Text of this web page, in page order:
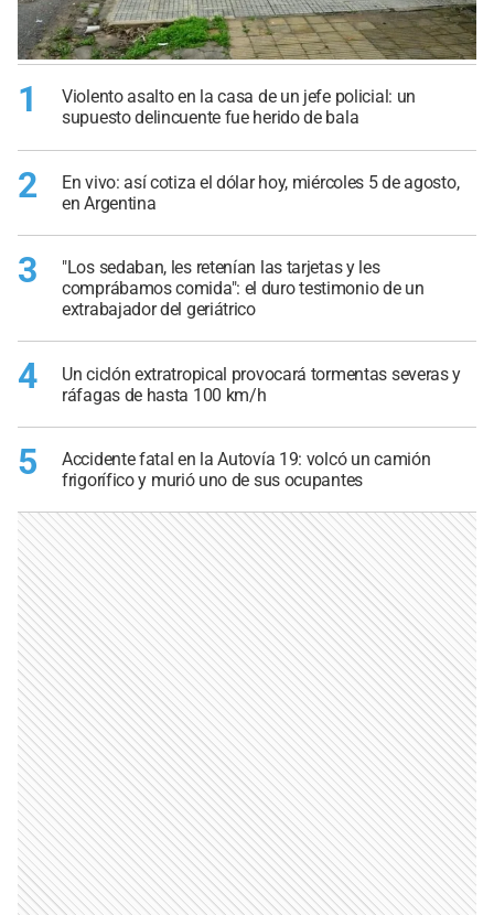
1
Violento asalto en la casa de un jefe policial: un
supuesto delincuente fue herido de bala
2
En vivo: así cotiza el dólar hoy, miércoles 5 de agosto,
en Argentina
3
"Los sedaban, les retenían las tarjetas y les
comprábamos comida": el duro testimonio de un
extrabajador del geriátrico
4
Un ciclón extratropical provocará tormentas severas y
ráfagas de hasta 100 km/h
5
Accidente fatal en la Autovía 19: volcó un camión
frigorífico y murió uno de sus ocupantes